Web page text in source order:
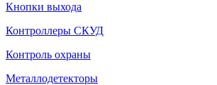
Кнопки выхода
Контроллеры СКУД
Контроль охраны
Металлодетекторы